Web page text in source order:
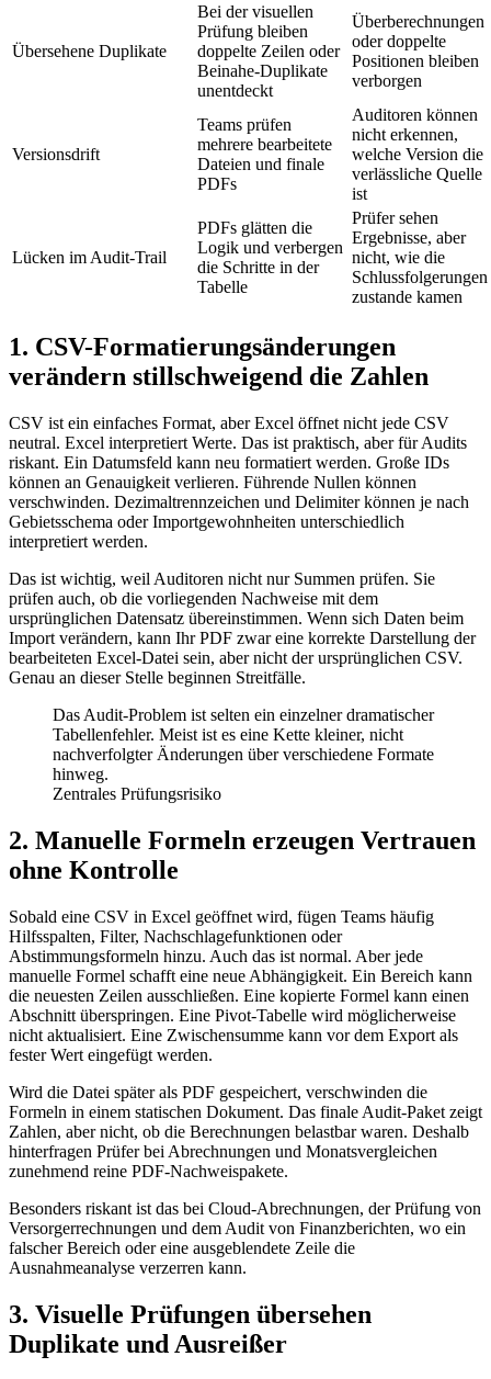
Übersehene Duplikate
Bei der visuellen
Prüfung bleiben
doppelte Zeilen oder
Beinahe-Duplikate
unentdeckt
Überberechnungen
oder doppelte
Positionen bleiben
verborgen
Versionsdrift
Teams prüfen
mehrere bearbeitete
Dateien und finale
PDFs
Auditoren können
nicht erkennen,
welche Version die
verlässliche Quelle
ist
Lücken im Audit-Trail
PDFs glätten die
Logik und verbergen
die Schritte in der
Tabelle
Prüfer sehen
Ergebnisse, aber
nicht, wie die
Schlussfolgerungen
zustande kamen
1. CSV-Formatierungsänderungen
verändern stillschweigend die Zahlen
CSV ist ein einfaches Format, aber Excel öffnet nicht jede CSV
neutral. Excel interpretiert Werte. Das ist praktisch, aber für Audits
riskant. Ein Datumsfeld kann neu formatiert werden. Große IDs
können an Genauigkeit verlieren. Führende Nullen können
verschwinden. Dezimaltrennzeichen und Delimiter können je nach
Gebietsschema oder Importgewohnheiten unterschiedlich
interpretiert werden.
Das ist wichtig, weil Auditoren nicht nur Summen prüfen. Sie
prüfen auch, ob die vorliegenden Nachweise mit dem
ursprünglichen Datensatz übereinstimmen. Wenn sich Daten beim
Import verändern, kann Ihr PDF zwar eine korrekte Darstellung der
bearbeiteten Excel-Datei sein, aber nicht der ursprünglichen CSV.
Genau an dieser Stelle beginnen Streitfälle.
Das Audit-Problem ist selten ein einzelner dramatischer
Tabellenfehler. Meist ist es eine Kette kleiner, nicht
nachverfolgter Änderungen über verschiedene Formate
hinweg.
Zentrales Prüfungsrisiko
2. Manuelle Formeln erzeugen Vertrauen
ohne Kontrolle
Sobald eine CSV in Excel geöffnet wird, fügen Teams häufig
Hilfsspalten, Filter, Nachschlagefunktionen oder
Abstimmungsformeln hinzu. Auch das ist normal. Aber jede
manuelle Formel schafft eine neue Abhängigkeit. Ein Bereich kann
die neuesten Zeilen ausschließen. Eine kopierte Formel kann einen
Abschnitt überspringen. Eine Pivot-Tabelle wird möglicherweise
nicht aktualisiert. Eine Zwischensumme kann vor dem Export als
fester Wert eingefügt werden.
Wird die Datei später als PDF gespeichert, verschwinden die
Formeln in einem statischen Dokument. Das finale Audit-Paket zeigt
Zahlen, aber nicht, ob die Berechnungen belastbar waren. Deshalb
hinterfragen Prüfer bei Abrechnungen und Monatsvergleichen
zunehmend reine PDF-Nachweispakete.
Besonders riskant ist das bei Cloud-Abrechnungen, der Prüfung von
Versorgerrechnungen und dem Audit von Finanzberichten, wo ein
falscher Bereich oder eine ausgeblendete Zeile die
Ausnahmeanalyse verzerren kann.
3. Visuelle Prüfungen übersehen
Duplikate und Ausreißer